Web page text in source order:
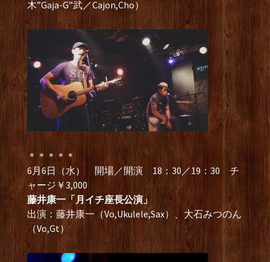
木”Gaja-G”武／Cajon,Cho）
＊＊＊＊＊
6月6日（水） 開場／開演 18：30／19：30 チ
ャージ￥3,000
藤井康一「月イチ座長公演」
出演：藤井康一（Vo,Ukulele,Sax）、大石みつのん
（Vo,Gt）